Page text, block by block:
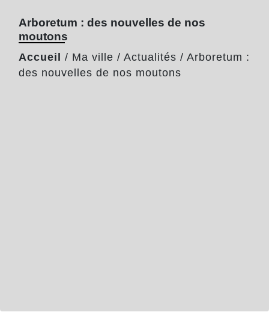
Arboretum : des nouvelles de nos
moutons
Accueil / Ma ville / Actualités / Arboretum :
des nouvelles de nos moutons